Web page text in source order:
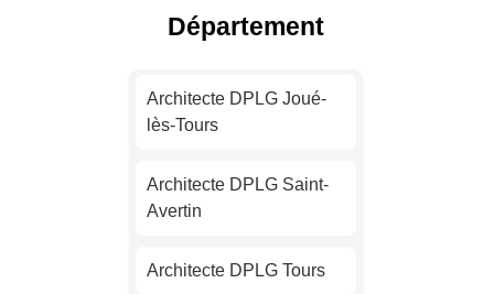
Architecte DPLG Nice
Architecte DPLG
Architecte DPLG
Département
Architecte DPLG Joué-
lès-Tours
Architecte DPLG Saint-
Avertin
Architecte DPLG Tours